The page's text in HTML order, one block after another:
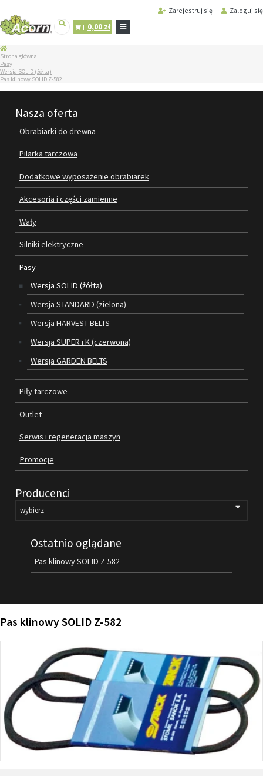
Zarejestruj się Zaloguj się
0,00 zł
STRONA
GŁÓWNA
SERWIS
MASZYN
OBRABIARKI DO DREWNA
DODATKOWE WYPOSAŻENIE
OBRABIAREK
AKCESORIA I CZĘŚCI ZAMIENNE
WAŁY
SILNIKI ELEKTRYCZNE
PIŁY TARCZOWE
OUTLET
SERWIS I REGENERACJA MASZYN
PROMOCJE
REGULAMIN
KATALOGI
OBRABIARKI DO DREWNA
SILNIKI ELEKTRYCZNE
KONTAKT
Strona główna
Pasy
Wersja SOLID (żółta)
Pas klinowy SOLID Z-582
Nasza oferta
Obrabiarki do drewna
Pilarka tarczowa
Dodatkowe wyposażenie obrabiarek
Akcesoria i części zamienne
Wały
Silniki elektryczne
Pasy
Wersja SOLID (żółta)
Wersja STANDARD (zielona)
Wersja HARVEST BELTS
Wersja SUPER i K (czerwona)
Wersja GARDEN BELTS
Piły tarczowe
Outlet
Serwis i regeneracja maszyn
Promocje
Producenci
Ostatnio oglądane
Pas klinowy SOLID Z-582
Pas klinowy SOLID Z-582